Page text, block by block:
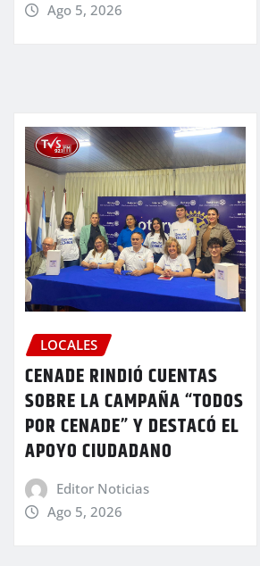
Ago 5, 2026
LOCALES
CENADE RINDIÓ CUENTAS
SOBRE LA CAMPAÑA “TODOS
POR CENADE” Y DESTACÓ EL
APOYO CIUDADANO
Editor Noticias
Ago 5, 2026